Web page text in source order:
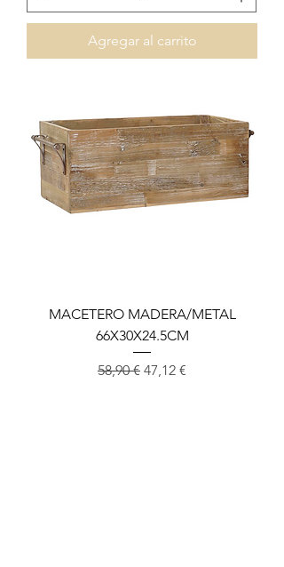
Agregar al carrito
MACETERO MADERA/METAL
66X30X24.5CM
Precio
58,90 € Precio de oferta
47,12 €